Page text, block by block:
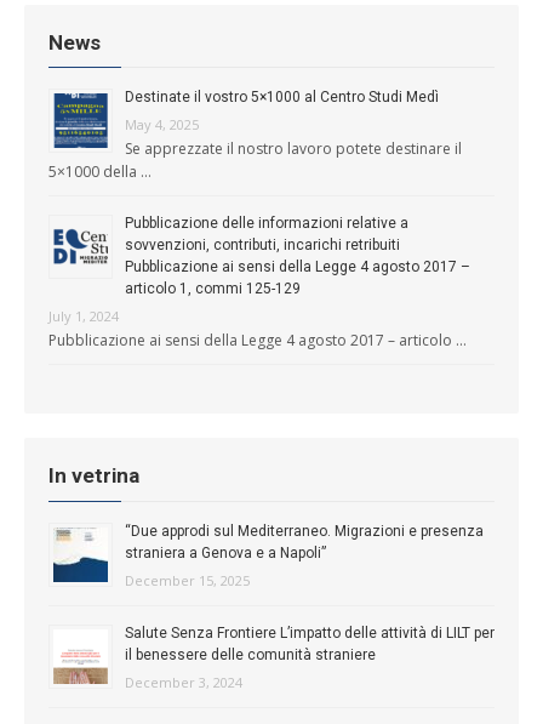
News
Destinate il vostro 5×1000 al Centro Studi Medì
May 4, 2025
Se apprezzate il nostro lavoro potete destinare il
5×1000 della …
Pubblicazione delle informazioni relative a
sovvenzioni, contributi, incarichi retribuiti
Pubblicazione ai sensi della Legge 4 agosto 2017 –
articolo 1, commi 125-129
July 1, 2024
Pubblicazione ai sensi della Legge 4 agosto 2017 – articolo …
In vetrina
“Due approdi sul Mediterraneo. Migrazioni e presenza
straniera a Genova e a Napoli”
December 15, 2025
Salute Senza Frontiere L’impatto delle attività di LILT per
il benessere delle comunità straniere
December 3, 2024